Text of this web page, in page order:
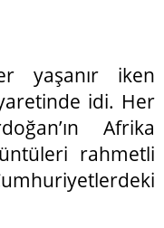
yaşanır iken
idi. Her
Afrika
rahmetli